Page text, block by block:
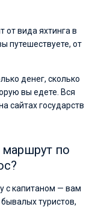
от вида яхтинга в
путешествуете, от
денег, сколько
вы едете. Вся
сайтах государств
маршрут по
с капитаном — вам
туристов,